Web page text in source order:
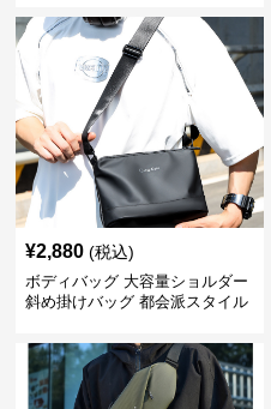
¥2,880 (税込)
ボディバッグ 大容量ショルダー
斜め掛けバッグ 都会派スタイル